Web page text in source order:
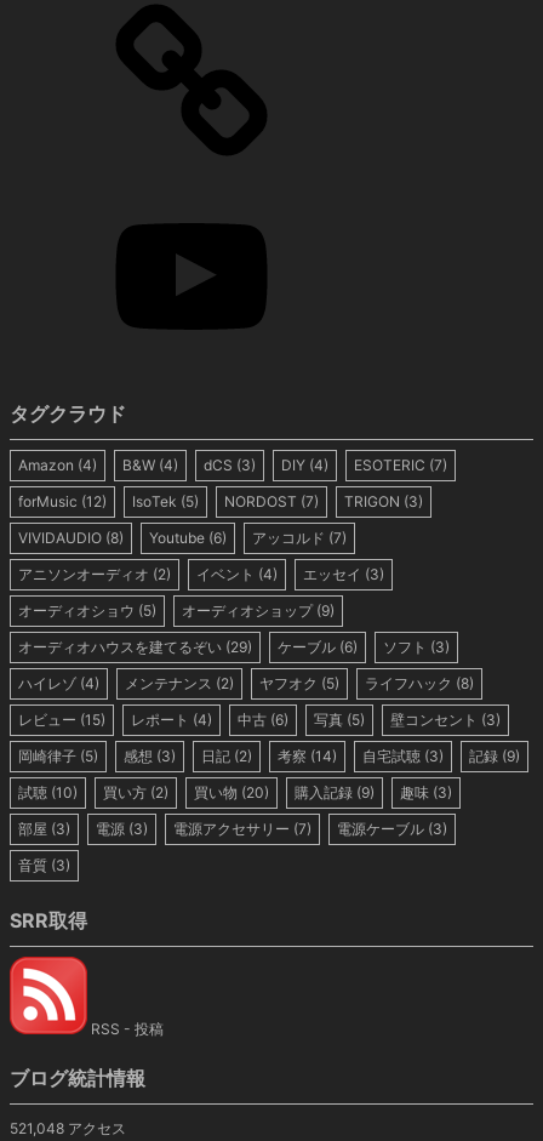
タグクラウド
Amazon (4) B&W (4) dCS (3) DIY (4) ESOTERIC (7)
forMusic (12) IsoTek (5) NORDOST (7) TRIGON (3)
VIVIDAUDIO (8) Youtube (6) アッコルド (7)
アニソンオーディオ (2) イベント (4) エッセイ (3)
オーディオショウ (5) オーディオショップ(9)
オーディオハウスを建てるぞい (29) ケーブル (6) ソフト (3)
ハイレゾ (4) メンテナンス (2) ヤフオク (5) ライフハック (8)
レビュー (15) レポート (4) 中古 (6) 写真 (5) 壁コンセント (3)
岡崎律子 (5) 感想 (3) 日記 (2) 考察 (14) 自宅試聴 (3) 記録 (9)
試聴 (10) 買い方 (2) 買い物 (20) 購入記録 (9) 趣味 (3)
部屋 (3) 電源 (3) 電源アクセサリー (7) 電源ケーブル (3)
音質 (3)
SRR取得
RSS - 投稿
ブログ統計情報
521,048 アクセス